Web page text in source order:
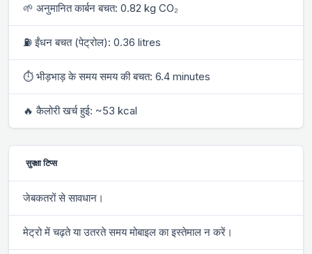
🌱 अनुमानित कार्बन बचत: 0.82 kg CO₂
⛽ ईंधन बचत (पेट्रोल): 0.36 litres
⏱ भीड़भाड़ के समय समय की बचत: 6.4 minutes
🔥 कैलोरी खर्च हुई: ~53 kcal
सुरक्षा टिप्स
जेबकतरों से सावधान।
मेट्रो में चढ़ते या उतरते समय मोबाइल का इस्तेमाल न करें।